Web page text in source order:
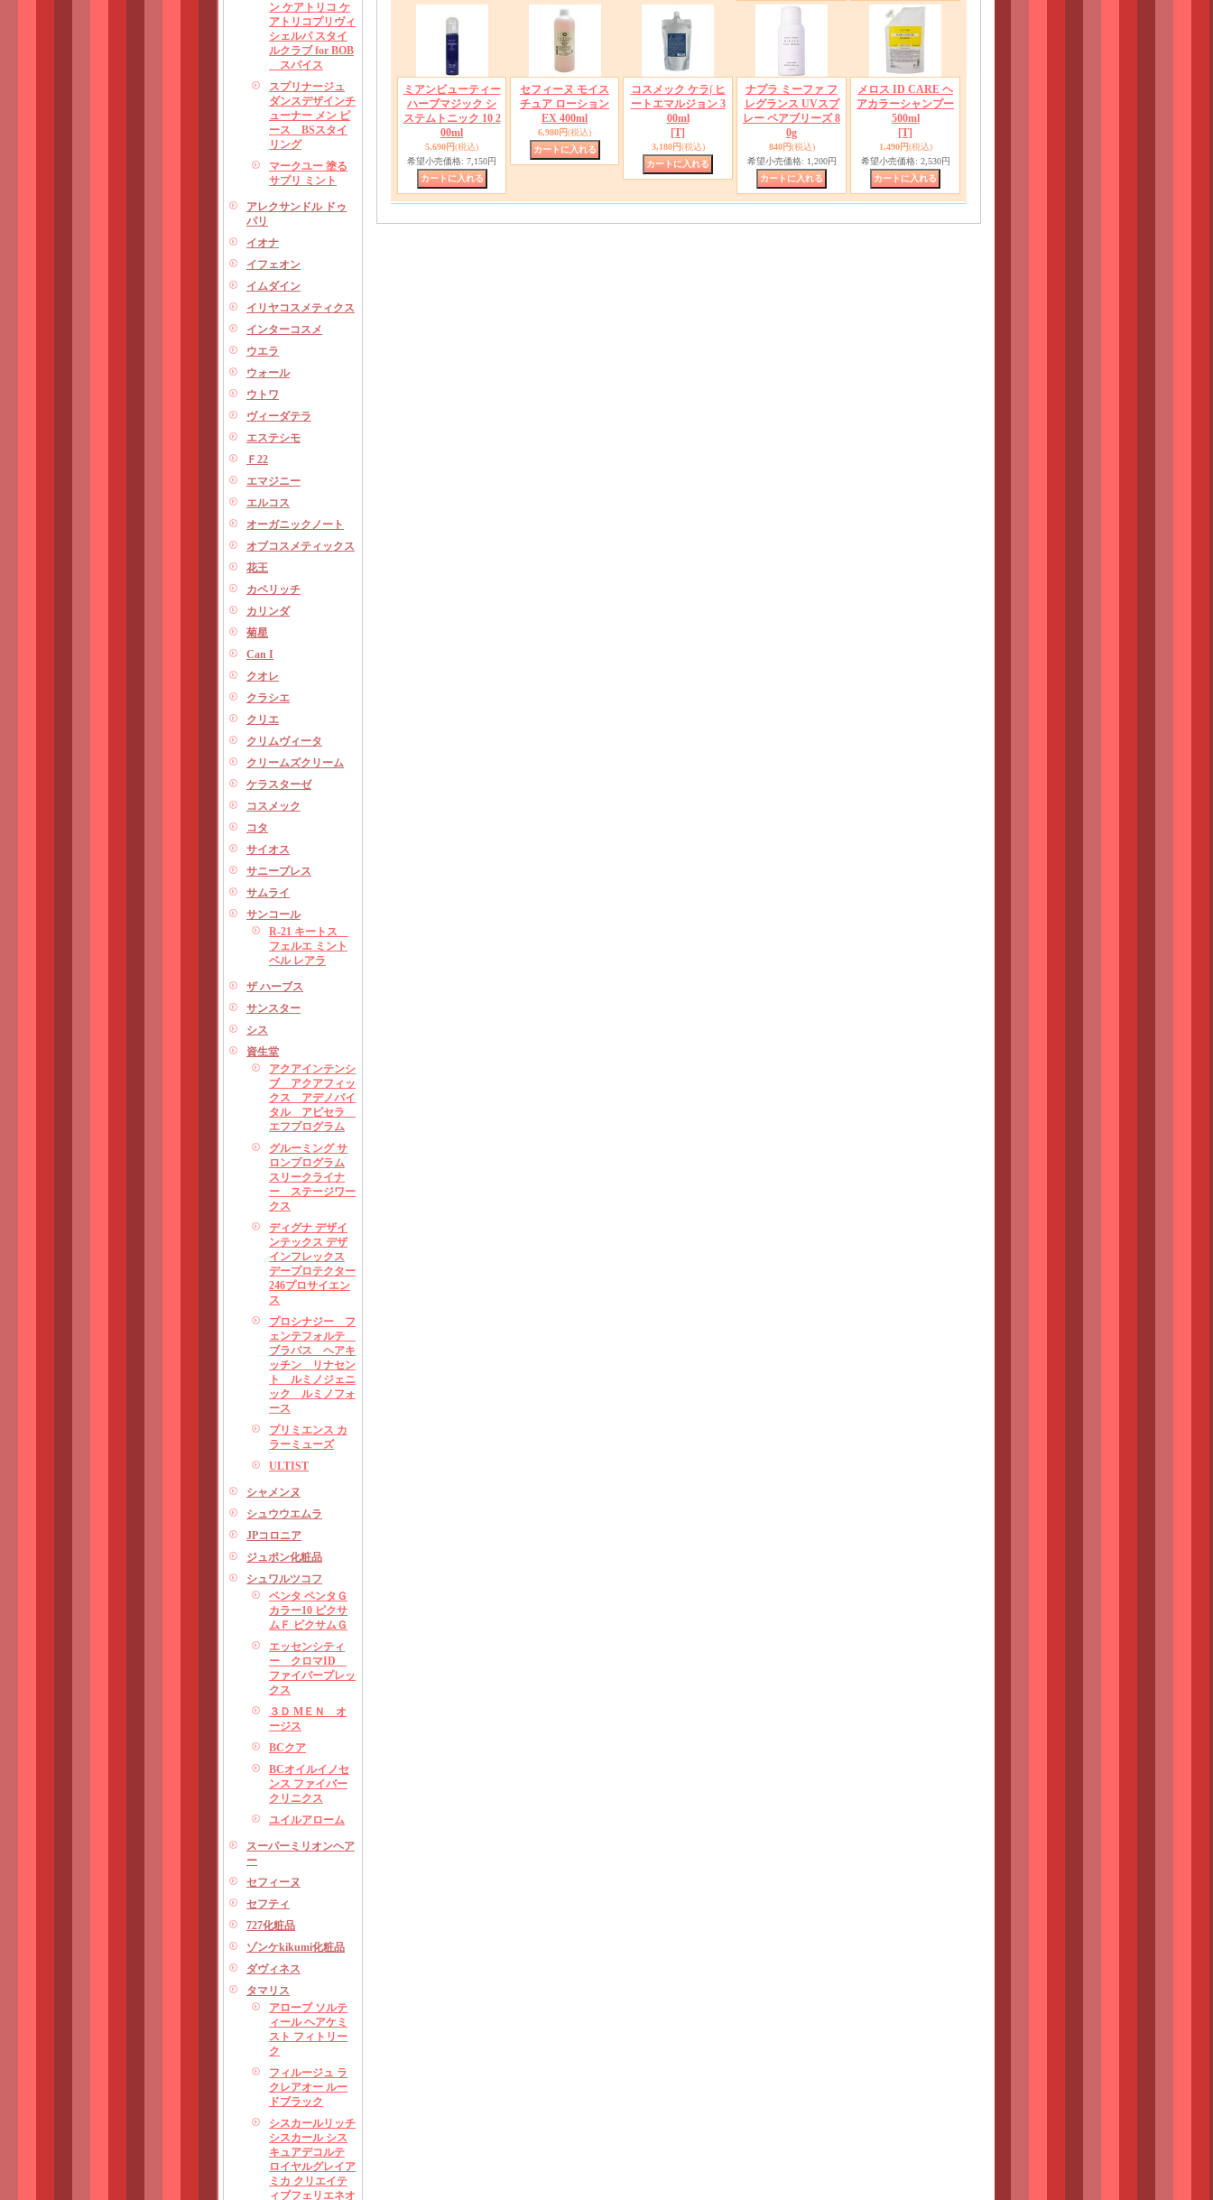
ン ケアトリコ ケ
アトリコプリヴィ
シェルパ スタイ
ルクラブ for BOB
スパイス
スプリナージュ
ダンスデザインチ
ューナー メン ピ
ース BSスタイ
リング
マークユー 塗る
サプリ ミント
アレクサンドル ドゥ
パリ
イオナ
イフェオン
イムダイン
イリヤコスメティクス
インターコスメ
ウエラ
ウォール
ウトワ
ヴィーダテラ
エステシモ
Ｆ22
エマジニー
エルコス
オーガニックノート
オブコスメティックス
花王
カペリッチ
カリンダ
菊星
Can I
クオレ
クラシエ
クリエ
クリムヴィータ
クリームズクリーム
ケラスターゼ
コスメック
コタ
サイオス
サニープレス
サムライ
サンコール
R-21 キートス
フェルエ ミント
ベル レアラ
ザ ハーブス
サンスター
シス
資生堂
アクアインテンシ
ブ アクアフィッ
クス アデノバイ
タル アピセラ
エフプログラム
グルーミング サ
ロンプログラム
スリークライナ
ー ステージワー
クス
ディグナ デザイ
ンテックス デザ
インフレックス
デープロテクター
246プロサイエン
ス
プロシナジー フ
ェンテフォルテ
ブラバス ヘアキ
ッチン リナセン
ト ルミノジェニ
ック ルミノフォ
ース
プリミエンス カ
ラーミューズ
ULTIST
シャメンヌ
シュウウエムラ
JPコロニア
ジュポン化粧品
シュワルツコフ
ペンタ ペンタＧ
カラー10 ピクサ
ムＦ ピクサムＧ
エッセンシティ
ー クロマID
ファイバープレッ
クス
３Ｄ MＥＮ オ
ージス
BCクア
BCオイルイノセ
ンス ファイバー
クリニクス
ユイルアローム
スーパーミリオンヘア
ー
セフィーヌ
セフティ
727化粧品
ゾンケkikumi化粧品
ダヴィネス
タマリス
アローブ ソルテ
ィール ヘアケミ
スト フィトリー
ク
フィルージュ ラ
クレアオー ルー
ドブラック
シスカールリッチ
シスカール シス
キュアデコルテ
ロイヤルグレイア
ミカ クリエイテ
ィブフェリエネオ
ミアンビューティー
ハーブマジック シ
ステムトニック 10 2
00ml
5,690円(税込)
希望小売価格: 7,150円
セフィーヌ モイス
チュア ローション
EX 400ml
6,980円(税込)
コスメック ケラ∫ ヒ
ートエマルジョン 3
00ml
[T]
3,180円(税込)
ナプラ ミーファ フ
レグランス UVスプ
レー ペアブリーズ 8
0g
840円(税込)
希望小売価格: 1,200円
メロス ID CARE ヘ
アカラーシャンプー
500ml
[T]
1,490円(税込)
希望小売価格: 2,530円